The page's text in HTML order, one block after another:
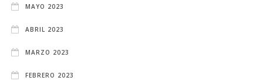
MAYO 2023
ABRIL 2023
MARZO 2023
FEBRERO 2023